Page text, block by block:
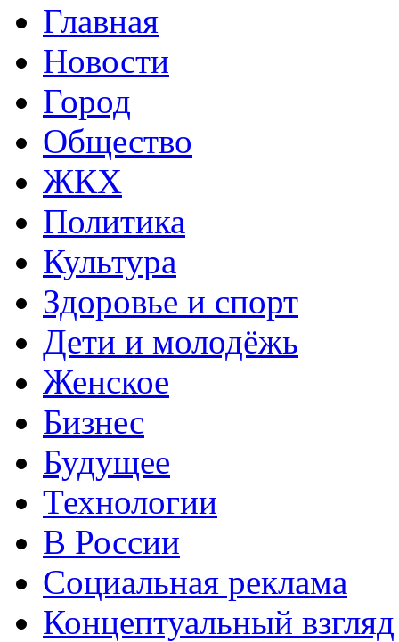
Главная
Новости
Город
Общество
ЖКХ
Политика
Культура
Здоровье и спорт
Дети и молодёжь
Женское
Бизнес
Будущее
Технологии
В России
Социальная реклама
Концептуальный взгляд